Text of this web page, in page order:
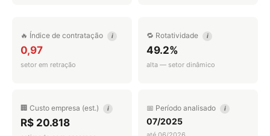
🔥 Índice de contratação i
0,97
setor em retração
🔁 Rotatividade i
49.2%
alta — setor dinâmico
🏢 Custo empresa (est.) i
R$ 20.818
📅 Período analisado i
07/2025